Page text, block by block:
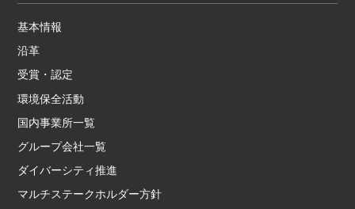
基本情報
沿革
受賞・認定
環境保全活動
国内事業所一覧
グループ会社一覧
ダイバーシティ推進
マルチステークホルダー方針